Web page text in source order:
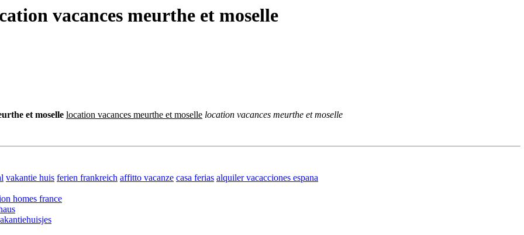
vacances meurthe et moselle
et moselle location vacances meurthe et moselle location vacances meurthe et moselle
vakantie huis ferien frankreich affitto vacanze casa ferias alquiler vacacciones espana
homes france